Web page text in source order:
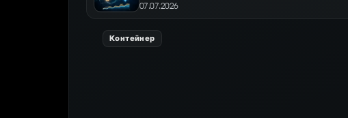
07.07.2026
Контейнер